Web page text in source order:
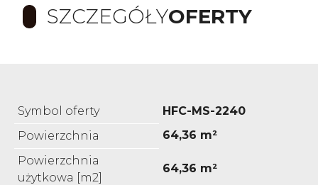
SZCZEGÓŁYOFERTY
Symbol oferty
HFC-MS-2240
Powierzchnia
64,36 m²
Powierzchnia
użytkowa [m2]
64,36 m²